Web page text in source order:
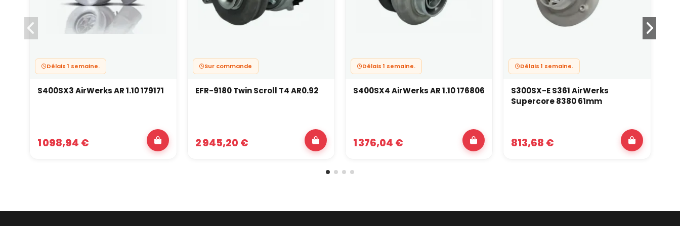
Délais 1 semaine.
S400SX3 AirWerks AR 1.10 179171
1 098,94 €
Sur commande
EFR-9180 Twin Scroll T4 AR0.92
2 945,20 €
Délais 1 semaine.
S400SX4 AirWerks AR 1.10 176806
1 376,04 €
Délais 1 semaine.
S300SX-E S361 AirWerks
Supercore 8380 61mm
813,68 €